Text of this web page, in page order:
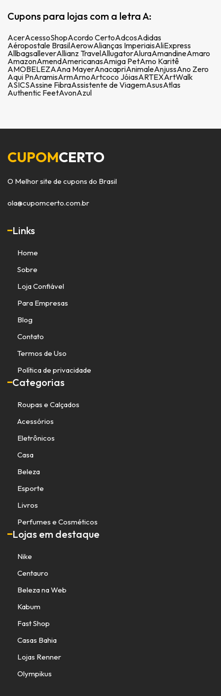
Cupons para lojas com a letra A:
AcerAcessoShopAcordo CertoAdcosAdidas
Aéropostale BrasilAerowAlianças ImperiaisAliExpress
AllbagsalleverAllianz TravelAllugatorAluraAmandineAmaro
AmazonAmendAmericanasAmiga PetAmo Karitê
AMOBELEZAAna MayerAnacapriAnimaleAnjussAno Zero
Aqui PnAramisArmArnoArtcoco JóiasARTEXArtWalk
ASICSAssine FibraAssistente de ViagemAsusAtlas
Authentic FeetAvonAzul
CUPOMCERTO
O Melhor site de cupons do Brasil
ola@cupomcerto.com.br
Links
Home
Sobre
Loja Confiável
Para Empresas
Blog
Contato
Termos de Uso
Política de privacidade
Categorias
Roupas e Calçados
Acessórios
Eletrônicos
Casa
Beleza
Esporte
Livros
Perfumes e Cosméticos
Lojas em destaque
Nike
Centauro
Beleza na Web
Kabum
Fast Shop
Casas Bahia
Lojas Renner
Olympikus